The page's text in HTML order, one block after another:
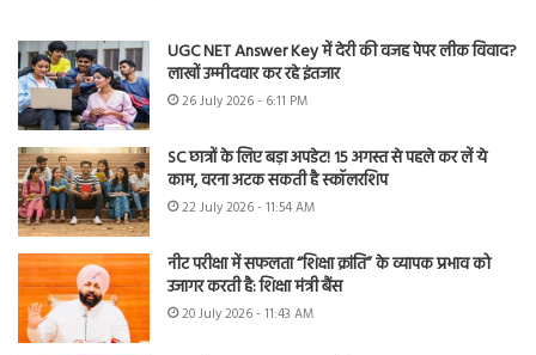
UGC NET Answer Key में देरी की वजह पेपर लीक विवाद?
लाखों उम्मीदवार कर रहे इंतजार
26 July 2026 - 6:11 PM
SC छात्रों के लिए बड़ा अपडेट! 15 अगस्त से पहले कर लें ये
काम, वरना अटक सकती है स्कॉलरशिप
22 July 2026 - 11:54 AM
नीट परीक्षा में सफलता “शिक्षा क्रांति” के व्यापक प्रभाव को
उजागर करती है: शिक्षा मंत्री बैंस
20 July 2026 - 11:43 AM